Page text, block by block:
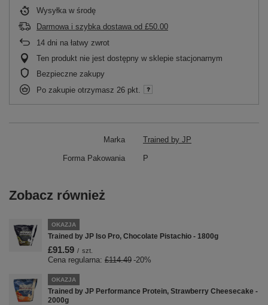
Wysyłka w środę
Darmowa i szybka dostawa od £50.00
14 dni na łatwy zwrot
Ten produkt nie jest dostępny w sklepie stacjonarnym
Bezpieczne zakupy
Po zakupie otrzymasz 26 pkt.
Marka Trained by JP
Forma Pakowania P
Zobacz również
OKAZJA
Trained by JP Iso Pro, Chocolate Pistachio - 1800g
£91.59 / szt.
Cena regularna: £114.49 -20%
OKAZJA
Trained by JP Performance Protein, Strawberry Cheesecake -
2000g